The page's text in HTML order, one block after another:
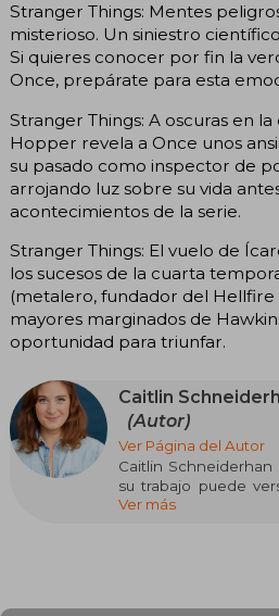
Stranger Things: Mentes
misterioso. Un siniestro
Si quieres conocer por fin la
Once, prepárate para esta
Stranger Things: A oscuras en la
Hopper revela a Once unos
su pasado como inspector de
arrojando luz sobre su vida
acontecimientos de la serie.
Stranger Things: El vuelo de
los sucesos de la cuarta
(metalero, fundador del Hellfire
mayores marginados de
oportunidad para triunfar.
Caitlin
(Autor)
Ver Página del Autor
Caitlin Schneiderhan
su trabajo puede
Netflix Stranger
Ver más